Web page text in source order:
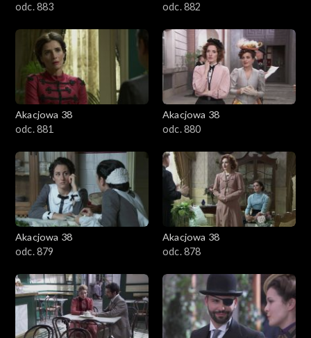
odc. 883
odc. 882
Akacjowa 38
odc. 881
Akacjowa 38
odc. 880
Akacjowa 38
odc. 879
Akacjowa 38
odc. 878